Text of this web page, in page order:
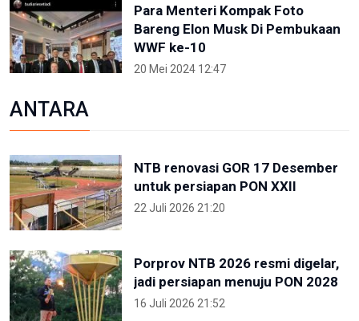
Para Menteri Kompak Foto
Bareng Elon Musk Di Pembukaan
WWF ke-10
20 Mei 2024 12:47
ANTARA
NTB renovasi GOR 17 Desember
untuk persiapan PON XXII
22 Juli 2026 21:20
Porprov NTB 2026 resmi digelar,
jadi persiapan menuju PON 2028
16 Juli 2026 21:52